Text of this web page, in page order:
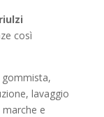
così
gommista,
lavaggio
e